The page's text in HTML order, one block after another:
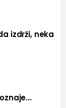
izdrži, neka